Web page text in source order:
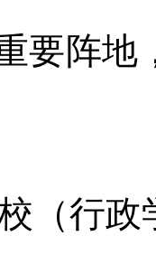
要阵地
（行